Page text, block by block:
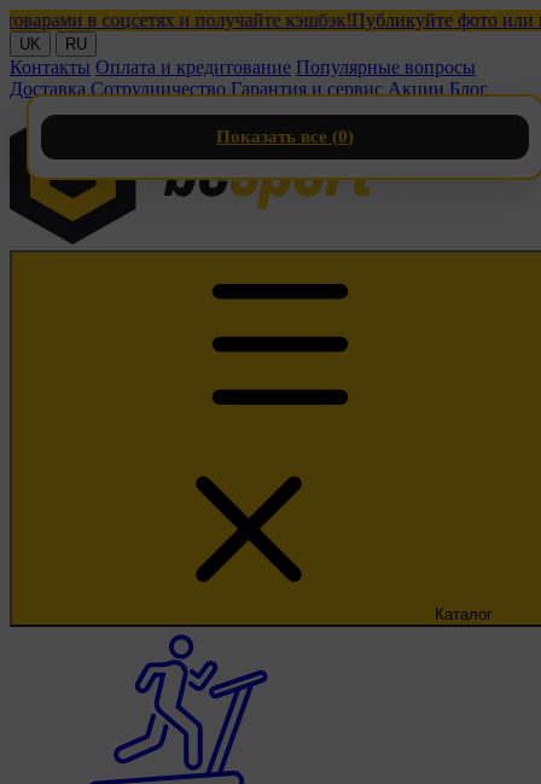
в соцсетях и получайте кэшбэк!Публикуйте фото или
UK RU
Контакты Оплата и кредитование Популярные вопросы
Доставка Сотрудничество Гарантия и сервис Акции Блог
Каталог
Показать все (0)